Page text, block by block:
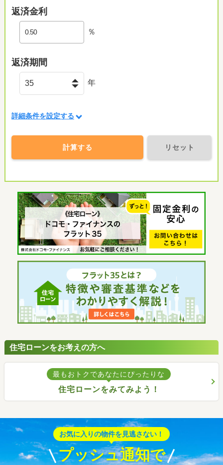
返済金利
％
返済期間
年
詳細条件を設定する
計算する リセット
住宅ローンをお考えの方へ
最もおトクであなたにぴったりな
住宅ローンをみてみよう！
お気に入りの物件を見逃さない！
プッシュ通知で